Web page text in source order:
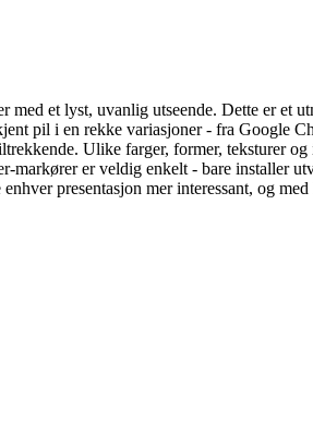
et lyst, uvanlig utseende. Dette er
pil i en rekke variasjoner - fra Google
Ulike farger, former, teksturer
markører er veldig enkelt - bare installer
presentasjon mer interessant, og